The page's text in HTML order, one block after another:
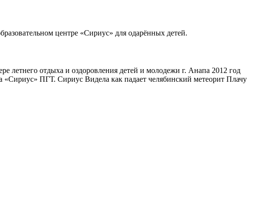
центре «Сириус» для одарённых детей.
летнего отдыха и оздоровления детей и молодежи г. Анапа 2012 год
«Сириус» ПГТ. Сириус Видела как падает челябинский метеорит Плачу